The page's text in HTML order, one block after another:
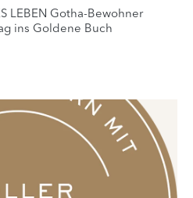
LEBEN Gotha-Bewohner
ins Goldene Buch